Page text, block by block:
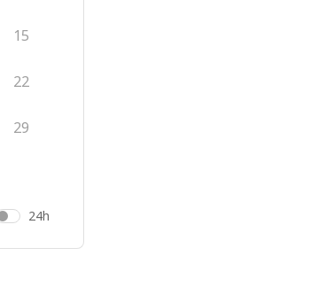
15
22
29
24h